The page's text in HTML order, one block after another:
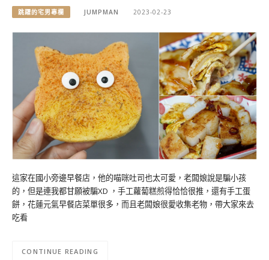
跳躍的宅男專欄 JUMPMAN 2023-02-23
這家在國小旁邊早餐店，他的喵咪吐司也太可愛，老闆娘說是騙小孩
的，但是連我都甘願被騙XD ，手工蘿蔔糕煎得恰恰很推，還有手工蛋
餅，花蓮元氣早餐店菜單很多，而且老闆娘很愛收集老物，帶大家來去
吃看
CONTINUE READING